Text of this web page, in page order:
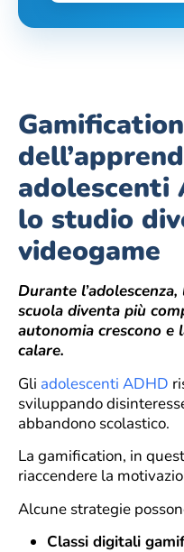
Gamification
adolescenti
lo studio
videogame
Durante
scuola diventa più
autonomia crescono e
calare.
Gli adolescenti ADHD
sviluppando
abbandono scolastico.
La gamification, in
riaccendere la
Alcune strategie
Classi digitali